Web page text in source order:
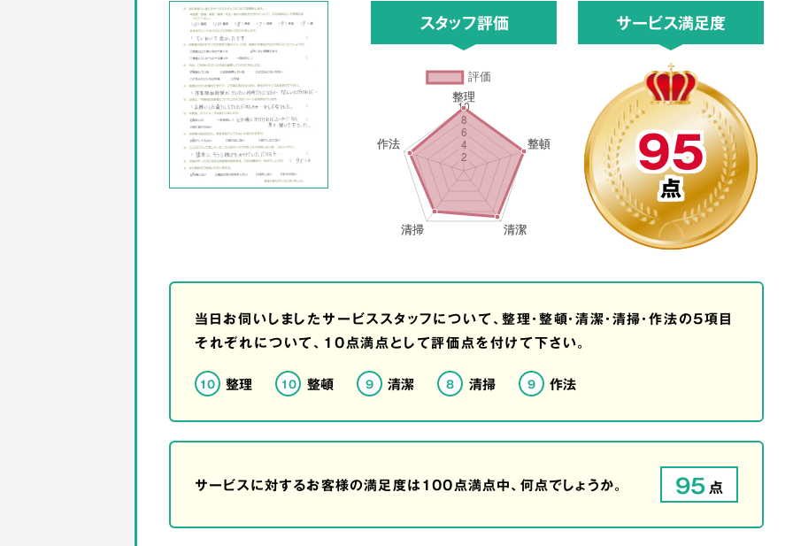
スタッフ評価 サービス満足度
95
点
当日お伺いしましたサービススタッフについて、整理・整頓・清潔・清掃・作法の5項目
それぞれについて、10点満点として評価点を付けて下さい。
10 整理 10 整頓 9 清潔 8 清掃 9 作法
サービスに対するお客様の満足度は100点満点中、何点でしょうか。 95点